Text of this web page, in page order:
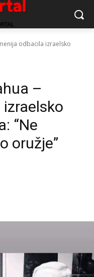
odbacila izraelsko
–
“Ne
oružje”